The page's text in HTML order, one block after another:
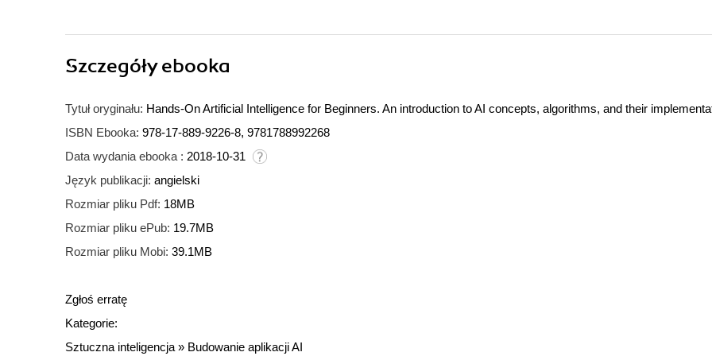
Szczegółyebooka
Tytuł oryginału: Hands-On Artificial Intelligence for Beginners. An introduction to AI concepts, algorithms, and their
ISBN Ebooka: 978-17-889-9226-8, 9781788992268
Data wydania ebooka : 2018-10-31
Język publikacji: angielski
Rozmiar pliku Pdf: 18MB
Rozmiar pliku ePub: 19.7MB
Rozmiar pliku Mobi: 39.1MB
Zgłoś erratę
Kategorie:
Sztuczna inteligencja » Budowanie aplikacji AI